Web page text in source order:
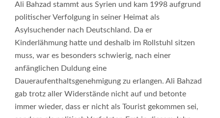
Ali Bahzad stammt aus Syrien und kam 1998 aufgrund
politischer Verfolgung in seiner Heimat als
Asylsuchender nach Deutschland. Da er
Kinderlähmung hatte und deshalb im Rollstuhl sitzen
muss, war es besonders schwierig, nach einer
anfänglichen Duldung eine
Daueraufenthaltsgenehmigung zu erlangen. Ali Bahzad
gab trotz aller Widerstände nicht auf und betonte
immer wieder, dass er nicht als Tourist gekommen sei,